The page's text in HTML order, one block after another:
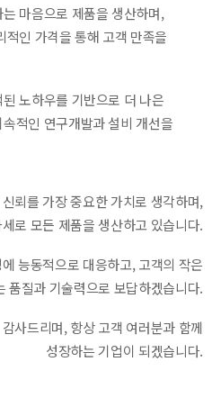
마음으로 제품을 생산하며,
인 가격을 통해 고객 만족을
노하우를 기반으로 더 나은
적인 연구개발과 설비 개선을
뢰를 가장 중요한 가치로 생각하며,
로 모든 제품을 생산하고 있습니다.
능동적으로 대응하고, 고객의 작은
품질과 기술력으로 보답하겠습니다.
사드리며, 항상 고객 여러분과 함께
성장하는 기업이 되겠습니다.